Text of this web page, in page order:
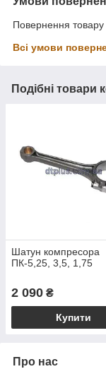
Повернення товару
Всі умови
Подібні товари
Шатун компресора
ПК-5,25, 3,5, 1,75
2 090 ₴
Купити
Про нас